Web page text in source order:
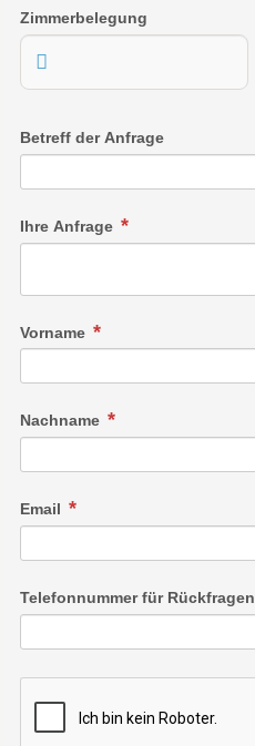
Zimmerbelegung
Betreff der Anfrage
Ihre Anfrage
Vorname
Nachname
Email
Telefonnummer für Rückfragen